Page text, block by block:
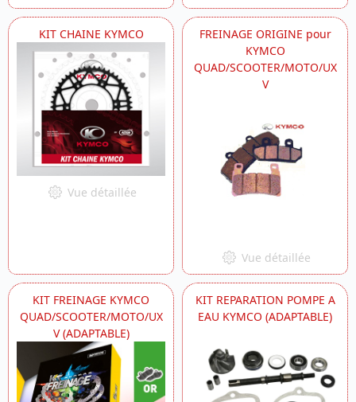
KIT CHAINE KYMCO
Vue détaillée
FREINAGE ORIGINE pour
KYMCO
QUAD/SCOOTER/MOTO/UX
V
Vue détaillée
KIT FREINAGE KYMCO
QUAD/SCOOTER/MOTO/UX
V (ADAPTABLE)
KIT REPARATION POMPE A
EAU KYMCO (ADAPTABLE)